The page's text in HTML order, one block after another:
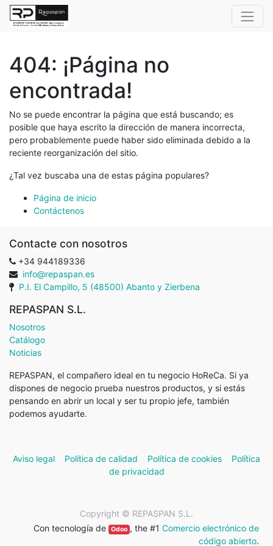
404: ¡Página no
encontrada!
No se puede encontrar la página que está buscando; es
posible que haya escrito la dirección de manera incorrecta,
pero probablemente puede haber sido eliminada debido a la
reciente reorganización del sitio.
¿Tal vez buscaba una de estas página populares?
Página de inicio
Contáctenos
Contacte con nosotros
+34 944189336
info@repaspan.es
P.I. El Campillo, 5 (48500) Abanto y Zierbena
REPASPAN S.L.
Nosotros
Catálogo
Noticias
REPASPAN, el compañero ideal en tu negocio HoReCa. Si ya
dispones de negocio prueba nuestros productos, y si estás
pensando en abrir un local y ser tu propio jefe, también
podemos ayudarte.
Aviso legal Política de calidad Política de cookies
Política
de privacidad
Copyright © REPASPAN S.L.
Con tecnología de
Odoo , the #1 Comercio electrónico de
código abierto.